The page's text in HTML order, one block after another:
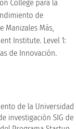
College para la
de
Manizales Más,
Institute. Level 1:
de Innovación.
de la Universidad
investigación SIG de